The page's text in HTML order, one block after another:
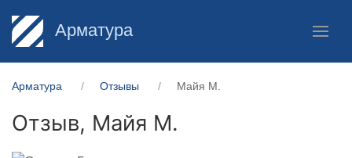
Арматура
Арматура Отзывы Майя М.
Отзыв, Майя М.